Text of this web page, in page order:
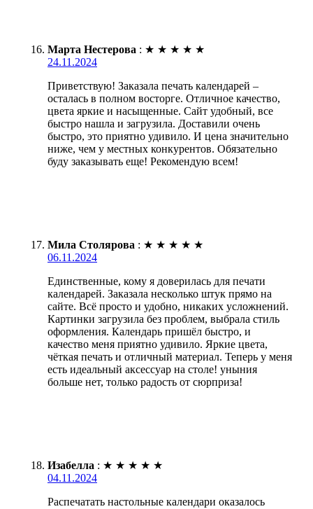
Марта Нестерова : ★ ★ ★ ★ ★
24.11.2024
Приветствую! Заказала печать календарей –
осталась в полном восторге. Отличное качество,
цвета яркие и насыщенные. Сайт удобный, все
быстро нашла и загрузила. Доставили очень
быстро, это приятно удивило. И цена значительно
ниже, чем у местных конкурентов. Обязательно
буду заказывать еще! Рекомендую всем!
Мила Столярова : ★ ★ ★ ★ ★
06.11.2024
Единственные, кому я доверилась для печати
календарей. Заказала несколько штук прямо на
сайте. Всё просто и удобно, никаких усложнений.
Картинки загрузила без проблем, выбрала стиль
оформления. Календарь пришёл быстро, и
качество меня приятно удивило. Яркие цвета,
чёткая печать и отличный материал. Теперь у меня
есть идеальный аксессуар на столе! уныния
больше нет, только радость от сюрприза!
Изабелла : ★ ★ ★ ★ ★
04.11.2024
Распечатать настольные календари оказалось